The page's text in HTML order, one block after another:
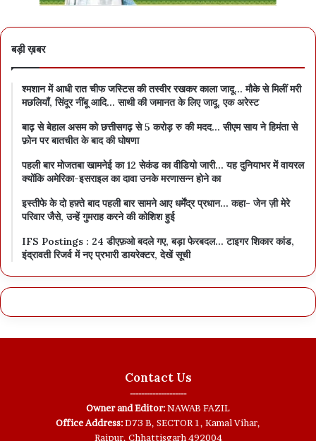
बड़ी ख़बर
श्मशान में आधी रात चीफ जस्टिस की तस्वीर रखकर काला जादू… मौके से मिलीं मरी
मछलियाँ, सिंदूर नींबू आदि… साथी की जमानत के लिए जादू, एक अरेस्ट
बाढ़ से बेहाल असम को छत्तीसगढ़ से 5 करोड़ रु की मदद… सीएम साय ने हिमंता से
फ़ोन पर बातचीत के बाद की घोषणा
पहली बार मोजतबा खामनेई का 12 सेकंड का वीडियो जारी… यह दुनियाभर में वायरल
क्योंकि अमेरिका-इसराइल का दावा उनके मरणासन्न होने का
इस्तीफे के दो हफ़्ते बाद पहली बार सामने आए धर्मेंद्र प्रधान… कहा- जेन ज़ी मेरे
परिवार जैसे, उन्हें गुमराह करने की कोशिश हुई
IFS Postings : 24 डीएफ़ओ बदले गए, बड़ा फेरबदल… टाइगर शिकार कांड,
इंद्रावती रिजर्व में नए प्रभारी डायरेक्टर, देखें सूची
Contact Us
--------------------
Owner and Editor:NAWAB FAZIL
Office Address:D73 B, SECTOR 1, Kamal Vihar,
Raipur, Chhattisgarh 492004